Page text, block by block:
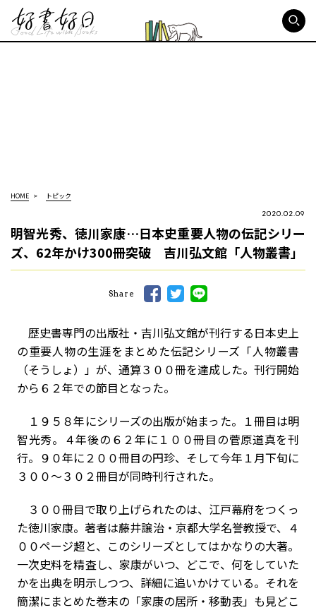
HOME トピック
2020.02.09
明智光秀、徳川家康…日本史重要人物の伝記シリー
ズ、62年かけ300冊突破 吉川弘文館「人物叢書」
Share
歴史書専門の出版社・吉川弘文館が刊行する日本史上
の重要人物の生涯をまとめた伝記シリーズ「人物叢書
（そうしょ）」が、通算３００冊を達成した。刊行開始
から６２年での節目となった。
１９５８年にシリーズの出版が始まった。１冊目は明
智光秀。４年後の６２年に１００冊目の菅原道真を刊
行。９０年に２００冊目の円珍、そして今年１月下旬に
３００～３０２冊目が同時刊行された。
３００冊目で取り上げられたのは、江戸幕府をつくっ
た徳川家康。著者は藤井譲治・京都大学名誉教授で、４
００ページ超と、このシリーズとしてはかなりの大著。
一次史料を精査し、家康がいつ、どこで、何をしていた
かを出典を明示しつつ、詳細に追いかけている。それを
簡潔にまとめた巻末の「家康の居所・移動表」も見どこ